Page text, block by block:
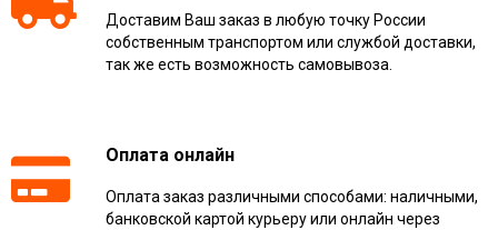
Доставим Ваш заказ в любую точку России
собственным транспортом или службой доставки,
так же есть возможность самовывоза.
Оплата онлайн
Оплата заказ различными способами: наличными,
банковской картой курьеру или онлайн через